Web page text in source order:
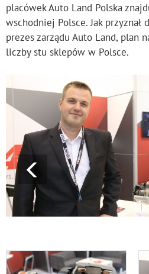
placówek Auto Land Polska
wschodniej Polsce. Jak
prezes zarządu Auto Land, plan
liczby stu sklepów w Polsce.